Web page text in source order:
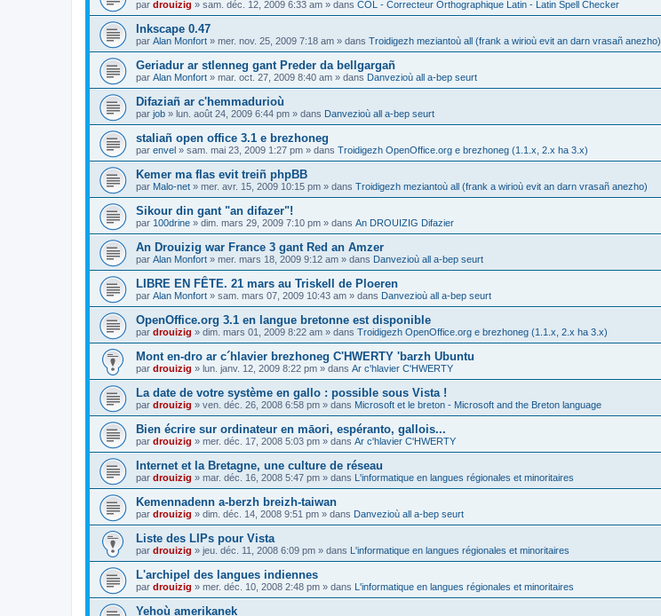
par drouizig » sam. déc. 12, 2009 6:33 am » dans COL - Correcteur Orthographique Latin - Latin Spell Checker
Inkscape 0.47
par Alan Monfort » mer. nov. 25, 2009 7:18 am » dans Troidigezh meziantoù all (frank a wirioù evit an darn vrasañ anezho)
Geriadur ar stlenneg gant Preder da bellgargañ
par Alan Monfort » mar. oct. 27, 2009 8:40 am » dans Danvezioù all a-bep seurt
Difaziañ ar c'hemmadurioù
par job » lun. août 24, 2009 6:44 pm » dans Danvezioù all a-bep seurt
staliañ open office 3.1 e brezhoneg
par envel » sam. mai 23, 2009 1:27 pm » dans Troidigezh OpenOffice.org e brezhoneg (1.1.x, 2.x ha 3.x)
Kemer ma flas evit treiñ phpBB
par Malo-net » mer. avr. 15, 2009 10:15 pm » dans Troidigezh meziantoù all (frank a wirioù evit an darn vrasañ anezho)
Sikour din gant "an difazer"!
par 100drine » dim. mars 29, 2009 7:10 pm » dans An DROUIZIG Difazier
An Drouizig war France 3 gant Red an Amzer
par Alan Monfort » mer. mars 18, 2009 9:12 am » dans Danvezioù all a-bep seurt
LIBRE EN FÊTE. 21 mars au Triskell de Ploeren
par Alan Monfort » sam. mars 07, 2009 10:43 am » dans Danvezioù all a-bep seurt
OpenOffice.org 3.1 en langue bretonne est disponible
par drouizig » dim. mars 01, 2009 8:22 am » dans Troidigezh OpenOffice.org e brezhoneg (1.1.x, 2.x ha 3.x)
Mont en-dro ar c´hlavier brezhoneg C'HWERTY 'barzh Ubuntu
par drouizig » lun. janv. 12, 2009 8:22 pm » dans Ar c'hlavier C'HWERTY
La date de votre système en gallo : possible sous Vista !
par drouizig » ven. déc. 26, 2008 6:58 pm » dans Microsoft et le breton - Microsoft and the Breton language
Bien écrire sur ordinateur en māori, espéranto, gallois...
par drouizig » mer. déc. 17, 2008 5:03 pm » dans Ar c'hlavier C'HWERTY
Internet et la Bretagne, une culture de réseau
par drouizig » mar. déc. 16, 2008 5:47 pm » dans L'informatique en langues régionales et minoritaires
Kemennadenn a-berzh breizh-taiwan
par drouizig » dim. déc. 14, 2008 9:51 pm » dans Danvezioù all a-bep seurt
Liste des LIPs pour Vista
par drouizig » jeu. déc. 11, 2008 6:09 pm » dans L'informatique en langues régionales et minoritaires
L'archipel des langues indiennes
par drouizig » mer. déc. 10, 2008 2:48 pm » dans L'informatique en langues régionales et minoritaires
Yehoù amerikanek